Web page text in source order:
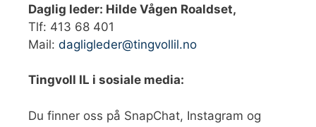
Daglig leder: Hilde Vågen Roaldset,
Tlf: 413 68 401‬
Mail: dagligleder@tingvollil.no
Tingvoll IL i sosiale media:
Du finner oss på SnapChat, Instagram og